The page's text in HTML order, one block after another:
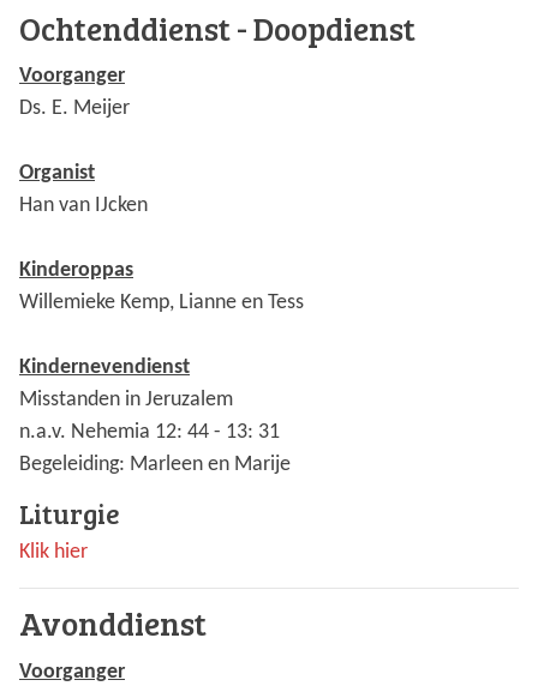
Ochtenddienst - Doopdienst
Voorganger
Ds. E. Meijer
Organist
Han van IJcken
Kinderoppas
Willemieke Kemp, Lianne en Tess
Kindernevendienst
Misstanden in Jeruzalem
n.a.v. Nehemia 12: 44 - 13: 31
Begeleiding: Marleen en Marije
Liturgie
Klik hier
Avonddienst
Voorganger